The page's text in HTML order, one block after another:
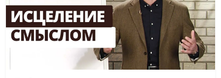
предприниматель
Путь к благополучию.
Влияет ли творчество
на благополучие и
Руслан Ларин,
психолог, бизнес-
тренер, Евгений
Скрипников,
#85